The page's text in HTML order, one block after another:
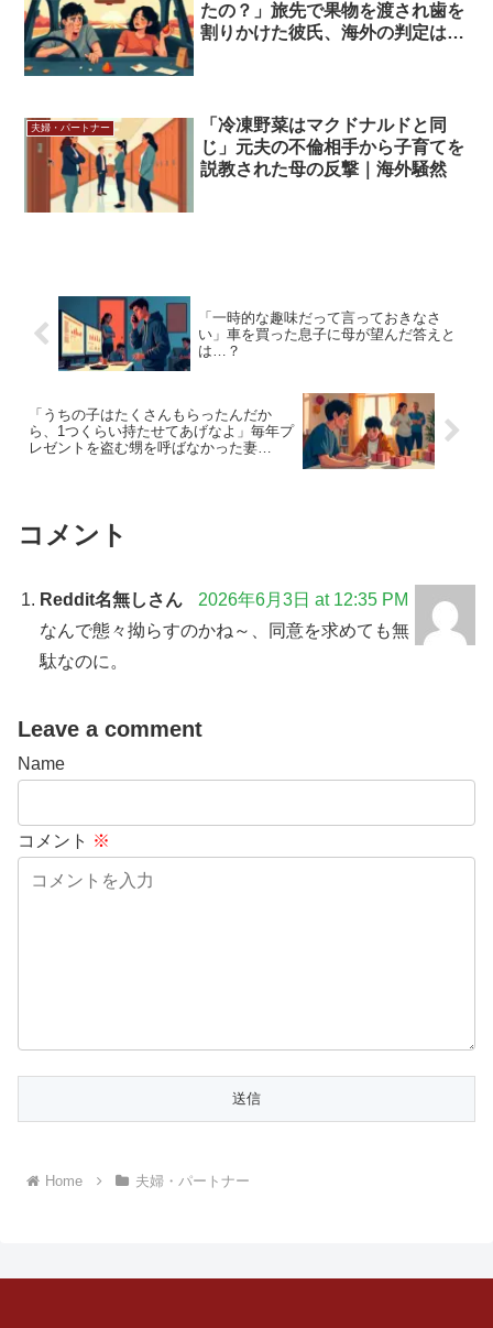
たの？」旅先で果物を渡され歯を
割りかけた彼氏、海外の判定は…
夫婦・パートナー
「冷凍野菜はマクドナルドと同
じ」元夫の不倫相手から子育てを
説教された母の反撃｜海外騒然
「一時的な趣味だって言っておきなさ
い」車を買った息子に母が望んだ答えと
は…？
「うちの子はたくさんもらったんだか
ら、1つくらい持たせてあげなよ」毎年プ
レゼントを盗む甥を呼ばなかった妻
コメント
Reddit名無しさん
2026年6月3日 at 12:35 PM
なんで態々拗らすのかね～、同意を求めても無
駄なのに。
Leave a comment
Name
コメント ※
Home 夫婦・パートナー